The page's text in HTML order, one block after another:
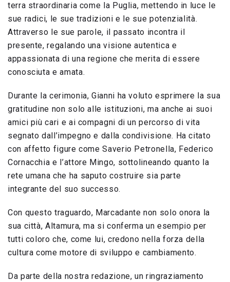
terra straordinaria come la Puglia, mettendo in luce le
sue radici, le sue tradizioni e le sue potenzialità.
Attraverso le sue parole, il passato incontra il
presente, regalando una visione autentica e
appassionata di una regione che merita di essere
conosciuta e amata.
Durante la cerimonia, Gianni ha voluto esprimere la sua
gratitudine non solo alle istituzioni, ma anche ai suoi
amici più cari e ai compagni di un percorso di vita
segnato dall’impegno e dalla condivisione. Ha citato
con affetto figure come Saverio Petronella, Federico
Cornacchia e l’attore Mingo, sottolineando quanto la
rete umana che ha saputo costruire sia parte
integrante del suo successo.
Con questo traguardo, Marcadante non solo onora la
sua città, Altamura, ma si conferma un esempio per
tutti coloro che, come lui, credono nella forza della
cultura come motore di sviluppo e cambiamento.
Da parte della nostra redazione, un ringraziamento